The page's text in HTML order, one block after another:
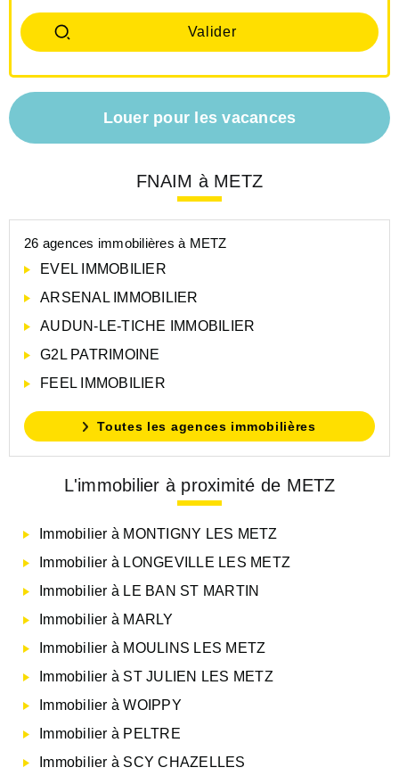
Louer pour les vacances
FNAIM à METZ
26 agences immobilières à METZ
EVEL IMMOBILIER
ARSENAL IMMOBILIER
AUDUN-LE-TICHE IMMOBILIER
G2L PATRIMOINE
FEEL IMMOBILIER
Toutes les agences immobilières
L'immobilier à proximité de METZ
Immobilier à MONTIGNY LES METZ
Immobilier à LONGEVILLE LES METZ
Immobilier à LE BAN ST MARTIN
Immobilier à MARLY
Immobilier à MOULINS LES METZ
Immobilier à ST JULIEN LES METZ
Immobilier à WOIPPY
Immobilier à PELTRE
Immobilier à SCY CHAZELLES